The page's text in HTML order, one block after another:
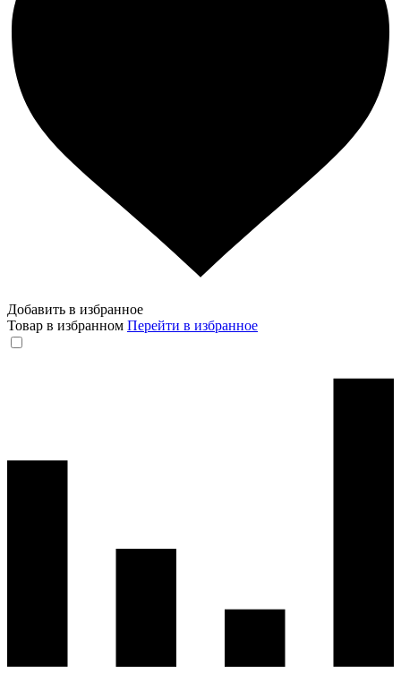
Добавить в избранное
Товар в избранном Перейти в избранное